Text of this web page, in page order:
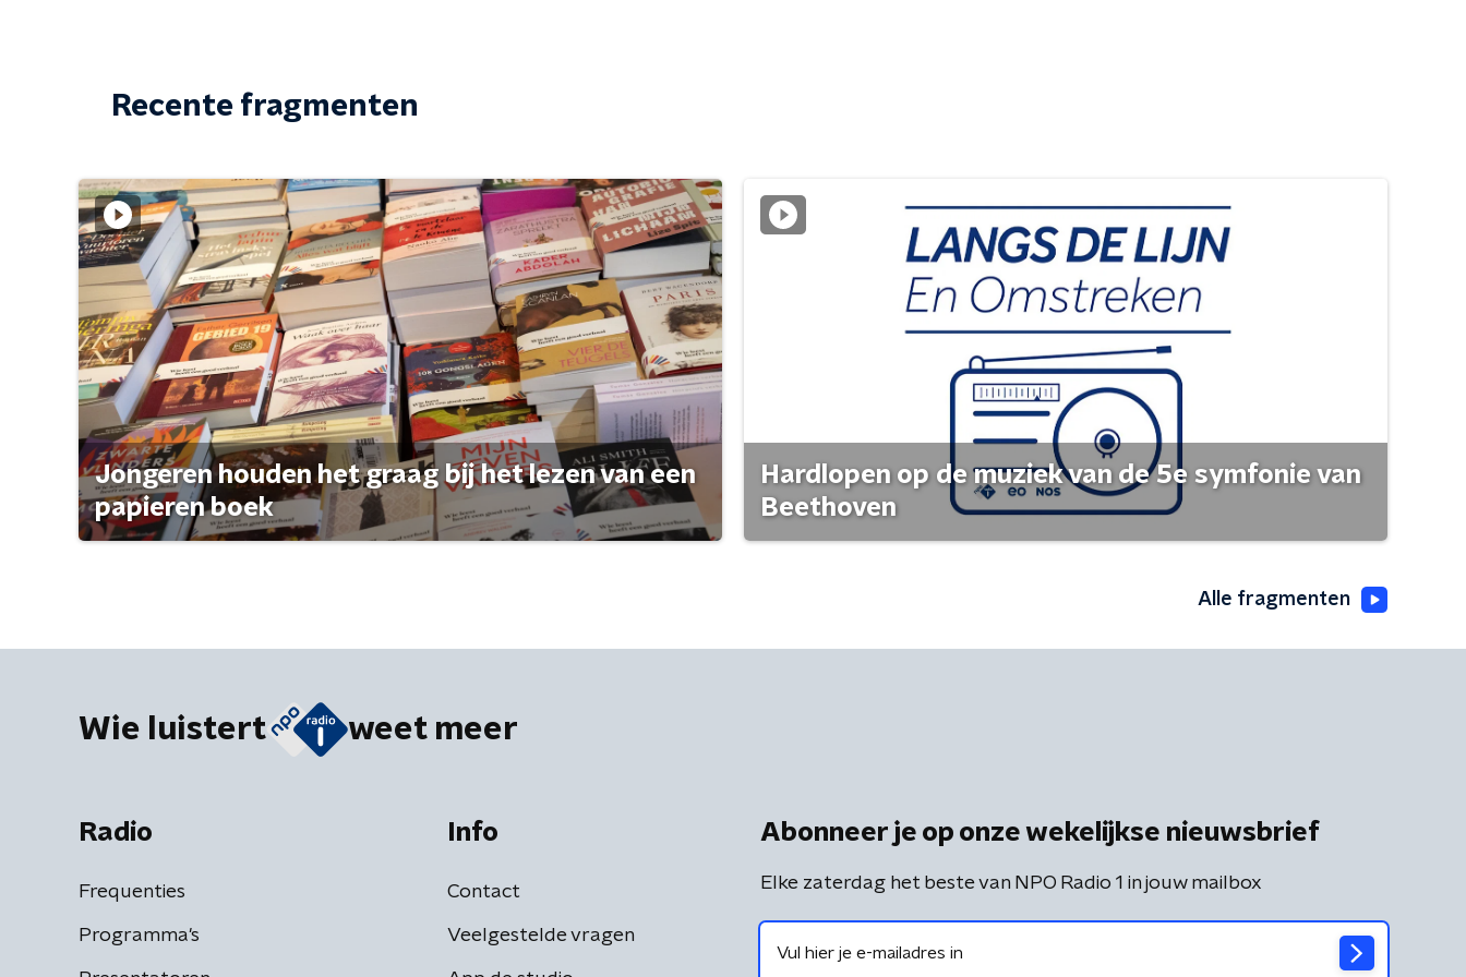
Recente fragmenten
Jongeren houden het graag bij het lezen van een
papieren boek
Hardlopen op de muziek van de 5e symfonie van
Beethoven
Alle fragmenten
Wie luistert weet meer
Radio
Frequenties
Programma's
Info
Contact
Veelgestelde vragen
Abonneer je op onze wekelijkse nieuwsbrief
Elke zaterdag het beste van NPO Radio 1 in jouw mailbox